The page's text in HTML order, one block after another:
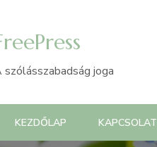
szólásszabadság joga
KEZDŐLAP KAPCSOLAT